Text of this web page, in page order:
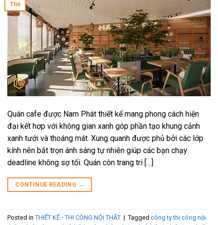
Th6
Quán cafe được Nam Phát thiết kế mang phong cách hiện
đại kết hợp với không gian xanh góp phần tạo khung cảnh
xanh tưới và thoáng mát. Xung quanh được phủ bởi các lớp
kính nên bắt trọn ánh sáng tự nhiên giúp các bạn chạy
deadline không sợ tối. Quán còn trang trí […]
CONTINUE READING →
Posted in THIẾT KẾ - THI CÔNG NỘI THẤT | Tagged công ty thi công nội